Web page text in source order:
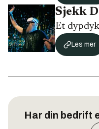
Sjekk
Et
Les mer
Har din bedrift